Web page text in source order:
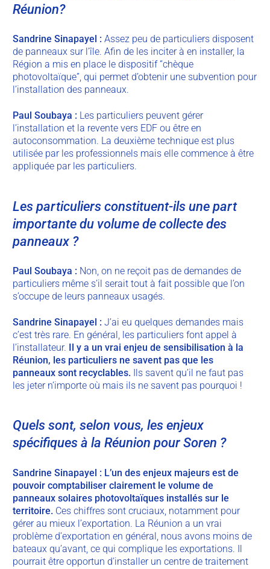
Réunion?
SandrineSinapayel :Assez peu de particuliers disposent
de panneaux sur l’île. Afin de les inciter à en installer, la
Région a mis en place le dispositif “chèque
photovoltaïque”, qui permet d’obtenir une subvention pour
l’installation des panneaux.
PaulSoubaya : Les particuliers peuvent gérer
l’installation et la revente vers EDF ou être en
autoconsommation. La deuxième technique est plus
utilisée par les professionnels mais elle commence à être
appliquée par les particuliers.
Les particuliers constituent-ils une part
importante du volume de collecte des
panneaux ?
PaulSoubaya : Non, on ne reçoit pas de demandes de
particuliers même s’il serait tout à fait possible que l’on
s’occupe de leurs panneaux usagés.
SandrineSinapayel :J’ai eu quelques demandes mais
c’est très rare. En général, les particuliers font appel à
l’installateur. Il y a un vrai enjeu de sensibilisation à la
Réunion, les particuliers ne savent pas que les
panneaux sont recyclables. Ils savent qu’il ne faut pas
les jeter n’importe où mais ils ne savent pas pourquoi !
Quels sont, selon vous, les enjeux
spécifiques à la Réunion pour Soren ?
SandrineSinapayel : L’un des enjeux majeurs est de
pouvoir comptabiliser clairement le volume de
panneaux solaires photovoltaïques installés sur le
territoire. Ces chiffres sont cruciaux, notamment pour
gérer au mieux l’exportation. La Réunion a un vrai
problème d’exportation en général, nous avons moins de
bateaux qu’avant, ce qui complique les exportations. Il
pourrait être opportun d’installer un centre de traitement